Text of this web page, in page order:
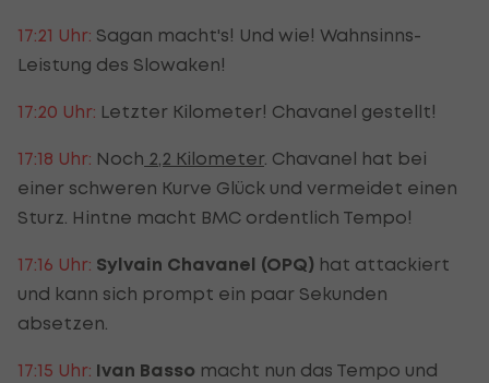
17:21 Uhr: Sagan macht's! Und wie! Wahnsinns-
Leistung des Slowaken!
17:20 Uhr: Letzter Kilometer! Chavanel gestellt!
17:18 Uhr: Noch 2,2 Kilometer. Chavanel hat bei
einer schweren Kurve Glück und vermeidet einen
Sturz. Hintne macht BMC ordentlich Tempo!
17:16 Uhr: Sylvain Chavanel (OPQ) hat attackiert
und kann sich prompt ein paar Sekunden
absetzen.
17:15 Uhr: Ivan Basso macht nun das Tempo und